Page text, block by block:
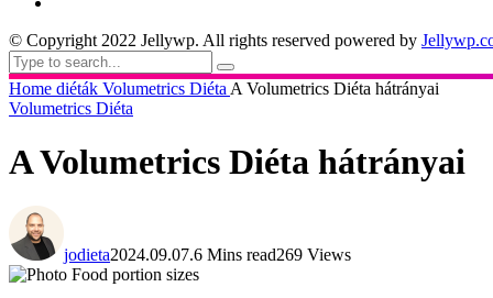
© Copyright 2022 Jellywp. All rights reserved powered by
Home diéták Volumetrics Diéta A Volumetrics Diéta hátrányai
Volumetrics Diéta
A Volumetrics Diéta hátrányai
jodieta2024.09.07.6 Mins read269 Views